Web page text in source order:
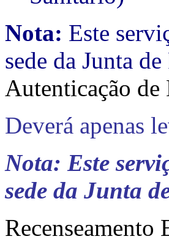
Nota: Este
sede da Junta
Autenticação de
Deverá apenas
Nota: Este
sede da Junta
Recenseamento